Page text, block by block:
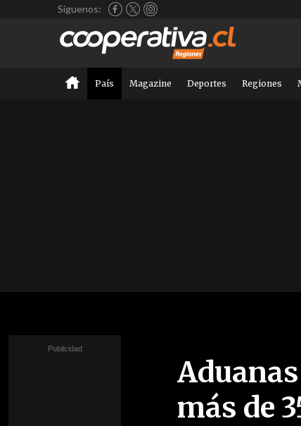
Síguenos:
País Magazine Deportes Regiones
más de